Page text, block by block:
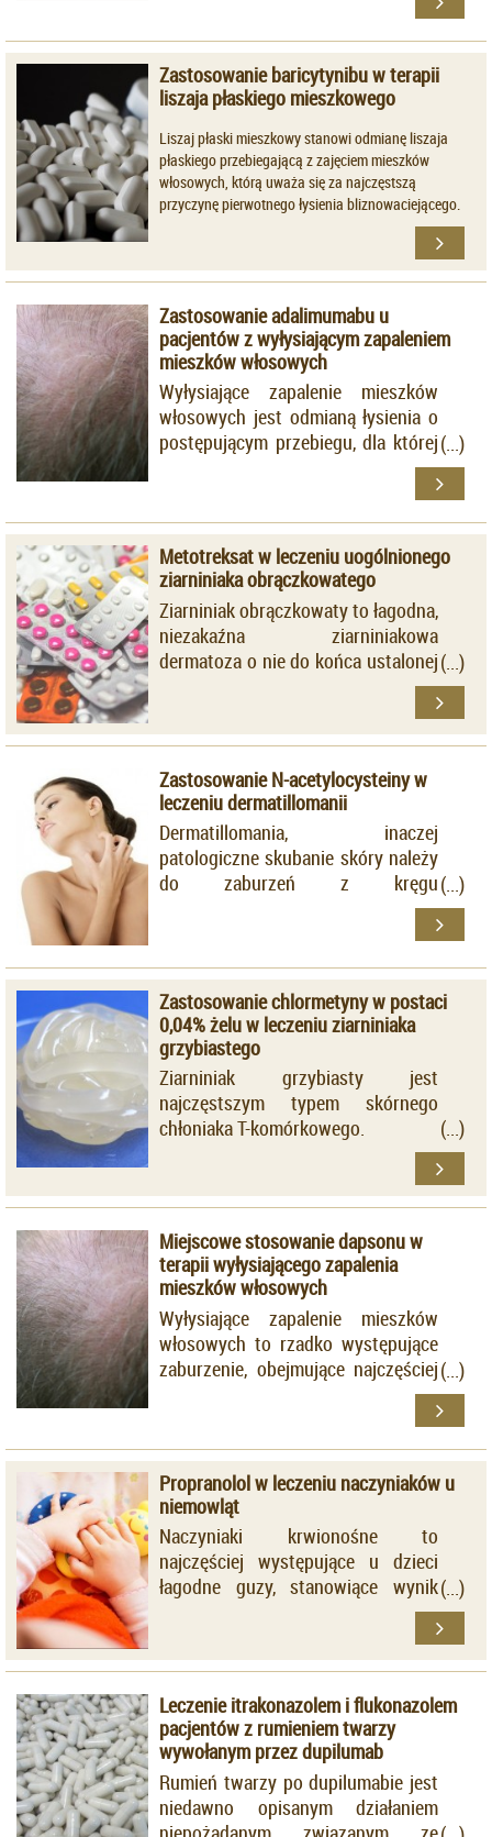
Zastosowanie baricytynibu w terapii
liszaja płaskiego mieszkowego
Liszaj płaski mieszkowy stanowi odmianę liszaja
płaskiego przebiegającą z zajęciem mieszków
włosowych, którą uważa się za najczęstszą
przyczynę pierwotnego łysienia bliznowaciejącego.
Zastosowanie adalimumabu u
pacjentów z wyłysiającym zapaleniem
mieszków włosowych
Wyłysiające zapalenie mieszków
włosowych jest odmianą łysienia o
postępującym przebiegu, dla której
charakterystyczna jest utrata
włosów połączona z
bliznowaceniem okolic mieszków
włosowych.
Metotreksat w leczeniu uogólnionego
ziarniniaka obrączkowatego
Ziarniniak obrączkowaty to łagodna,
niezakaźna ziarniniakowa
dermatoza o nie do końca ustalonej
etiologii, która najczęściej ma
łagodne nasilenie i ustępuje
samoistnie.
Zastosowanie N-acetylocysteiny w
leczeniu dermatillomanii
Dermatillomania, inaczej
patologiczne skubanie skóry należy
do zaburzeń z kręgu
Zastosowanie chlormetyny w postaci
0,04% żelu w leczeniu ziarniniaka
grzybiastego
Ziarniniak grzybiasty jest
najczęstszym typem skórnego
chłoniaka T-komórkowego.
Miejscowe stosowanie dapsonu w
terapii wyłysiającego zapalenia
Wyłysiające zapalenie mieszków
włosowych to rzadko występujące
zaburzenie, obejmujące najczęściej
skórę owłosioną głowy i związane z
utratą włosów oraz bliznowaceniem
mieszków włosowych.
Propranolol w leczeniu naczyniaków u
niemowląt
Naczyniaki krwionośne to
najczęściej występujące u dzieci
łagodne guzy, stanowiące wynik
nadmiernej proliferacji komórek
śródbłonka i elementów
komórkowych podścieliska, w tym
pericytów.
Leczenie itrakonazolem i flukonazolem
pacjentów z rumieniem twarzy
wywołanym przez dupilumab
Rumień twarzy po dupilumabie jest
niedawno opisanym działaniem